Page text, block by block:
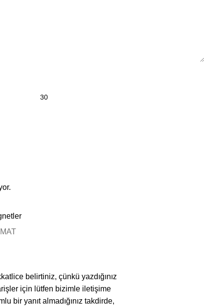
belirtiniz, çünkü yazdığınız
için lütfen bizimle iletişime
bir yanıt almadığınız takdirde,